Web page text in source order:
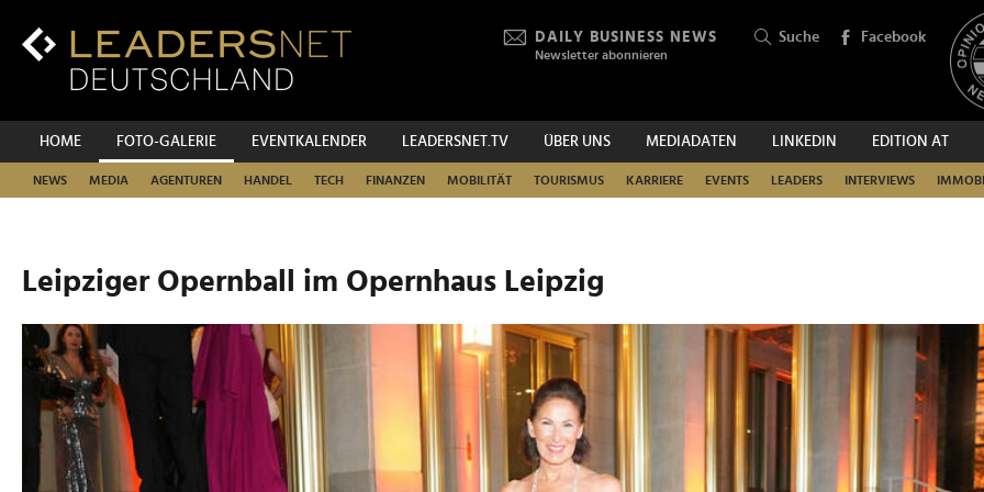
Inhalt
Hauptnavigation
DAILY BUSINESS NEWS
Newsletter abonnieren
Suche Facebook
HOME FOTO-GALERIE EVENTKALENDER LEADERSNET.TV ÜBER UNS MEDIADATEN LINKEDIN EDITION AT
NEWS MEDIA AGENTUREN HANDEL TECH FINANZEN MOBILITÄT TOURISMUS KARRIERE EVENTS LEADERS INTERVIEWS
SUCHEN
Leipziger Opernball im Opernhaus Leipzig